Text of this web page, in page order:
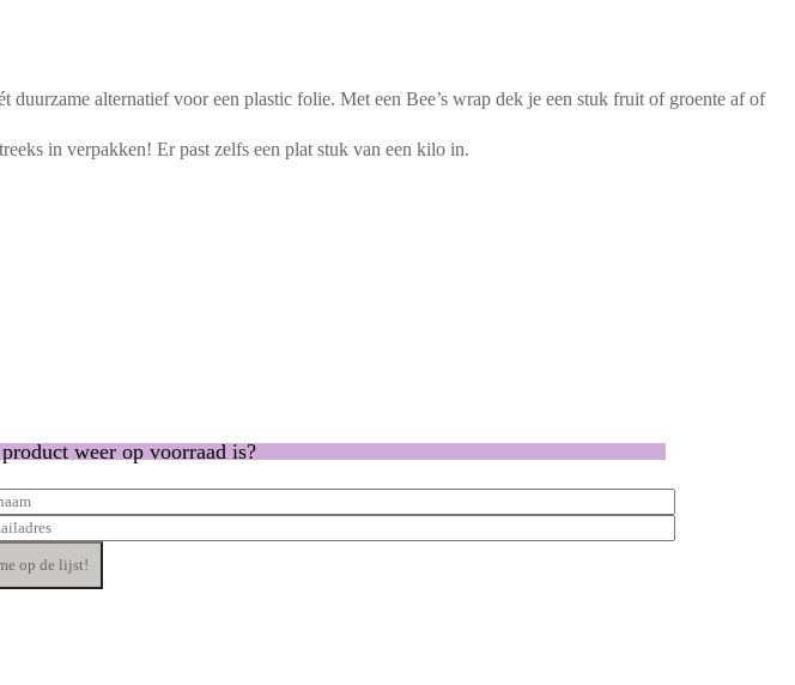
alternatief voor een plastic folie. Met een Bee’s wrap dek je een stuk fruit of groente af of
in verpakken! Er past zelfs een plat stuk van een kilo in.
weer op voorraad is?